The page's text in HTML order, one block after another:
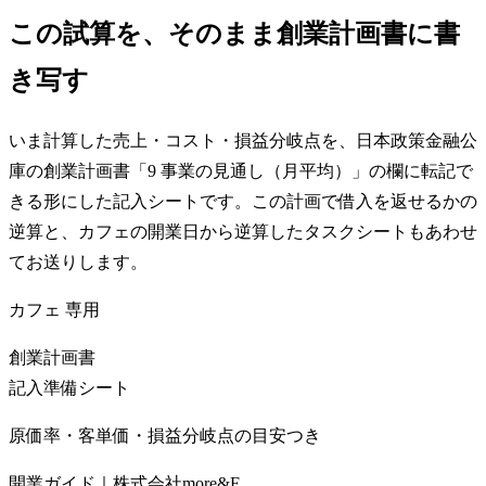
この試算を、そのまま創業計画書に書
き写す
いま計算した売上・コスト・損益分岐点を、日本政策金融公
庫の創業計画書「9 事業の見通し（月平均）」の欄に転記で
きる形にした記入シートです。この計画で借入を返せるかの
逆算と、カフェの開業日から逆算したタスクシートもあわせ
てお送りします。
カフェ 専用
創業計画書
記入準備シート
原価率・客単価・損益分岐点の目安つき